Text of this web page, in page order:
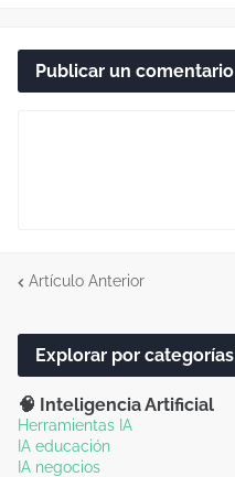
Publicar un comentario
Artículo Anterior
Explorar por categorías
🧠 Inteligencia Artificial
Herramientas IA
IA educación
IA negocios